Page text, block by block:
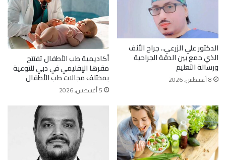
الدكتور علي الزرعي.. جراح الأنف
الذي جمع بين الدقة الجراحية
ورسالة التعليم
8 أغسطس, 2026
أكاديمية طب الأطفال تفتتح
مقرها الإقليمي في دبي للتوعية
بمختلف مجالات طب الأطفال
5 أغسطس, 2026